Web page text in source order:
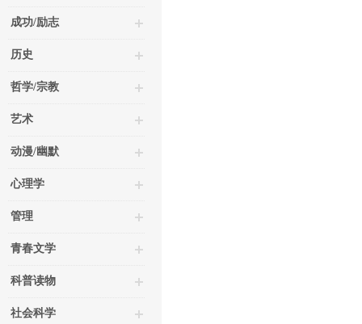
成功/励志
历史
哲学/宗教
艺术
动漫/幽默
心理学
管理
青春文学
科普读物
社会科学